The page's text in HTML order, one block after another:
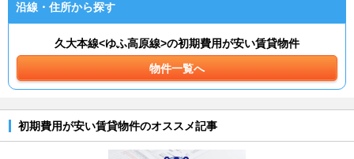
沿線・住所から探す
久大本線<ゆふ高原線>の初期費用が安い賃貸物件
物件一覧へ
初期費用が安い賃貸物件のオススメ記事